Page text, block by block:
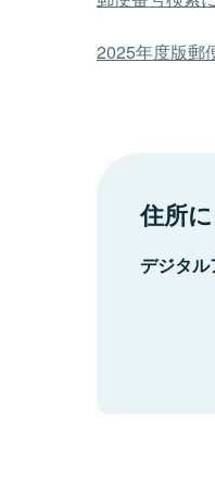
2025年度版郵
住所
デジタ